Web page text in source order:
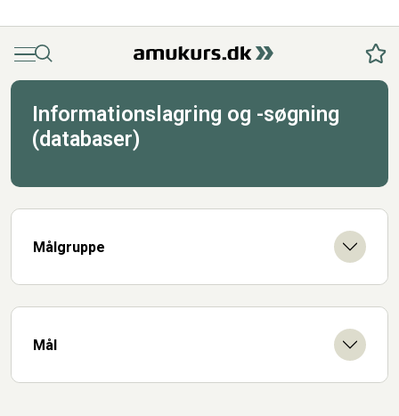
MenuSøg
Informationslagring og -søgning
(databaser)
Målgruppe
Mål